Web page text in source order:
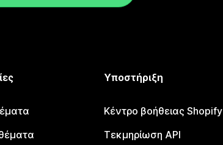
Υποστήριξη
Κέντρο βοήθειας Shopify
Τεκμηρίωση API